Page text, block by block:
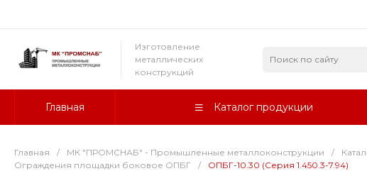
Изготовление
металлических
конструкций
Главная Каталог продукции
Главная / МК "ПРОМСНАБ" - Промышленные металлоконструкции /
Ограждения площадки боковое ОПБГ
/ ОПБГ-10.30 (Серия 1.450.3-7.94)